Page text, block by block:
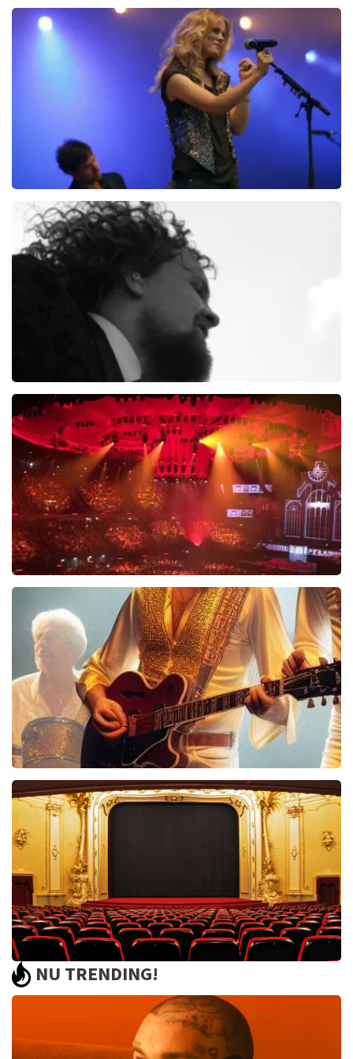
Racoon
reviews
Ilse DeLange
reviews
Di-rect
289+reviews
BEKIJKEN
Vrienden Van Amstel Live
1252+reviews
BEKIJKEN
Bee Gees Forever
BEKIJKEN
Saturday Night Fever
reviews
NU TRENDING!